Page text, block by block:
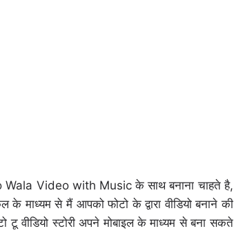
Wala Video with Music के साथ बनाना चाहते है,
से मैं आपको फोटो के द्वारा वीडियो बनाने की
वीडियो स्टोरी अपने मोबाइल के माध्यम से बना सकते